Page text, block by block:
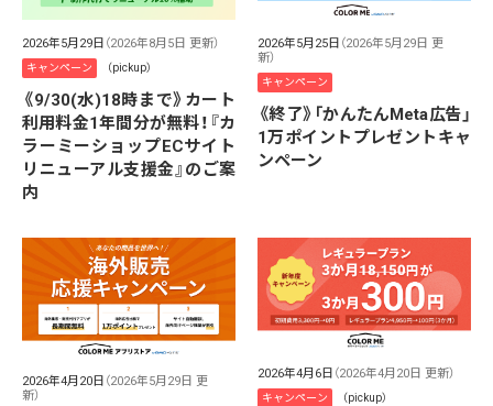
2026年5月29日 （2026年8月5日 更新）
キャンペーン （pickup）
《9/30(水)18時まで》カート
利用料金1年間分が無料！『カ
ラーミーショップECサイト
リニューアル支援金』のご案
内
2026年5月25日 （2026年5月29日 更
新）
キャンペーン
《終了》「かんたんMeta広告」
1万ポイントプレゼントキャ
ンペーン
2026年4月20日 （2026年5月29日 更
新）
2026年4月6日 （2026年4月20日 更新）
キャンペーン （pickup）